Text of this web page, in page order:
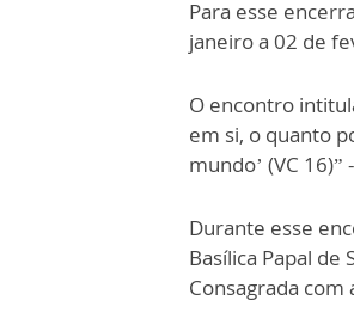
Para esse
janeiro a 02 de
O encontro
em si, o quanto
mundo’ (VC
Durante esse
Basílica Papal de
Consagrada com